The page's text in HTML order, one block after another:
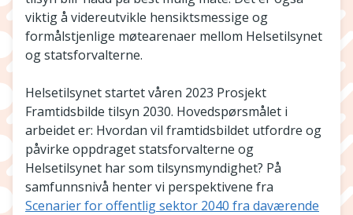
viktig å videreutvikle hensiktsmessige og
formålstjenlige møtearenaer mellom Helsetilsynet
og statsforvalterne.
Helsetilsynet startet våren 2023 Prosjekt
Framtidsbilde tilsyn 2030. Hovedspørsmålet i
arbeidet er: Hvordan vil framtidsbildet utfordre og
påvirke oppdraget statsforvalterne og
Helsetilsynet har som tilsynsmyndighet? På
samfunnsnivå henter vi perspektivene fra
Scenarier for offentlig sektor 2040 fra daværende